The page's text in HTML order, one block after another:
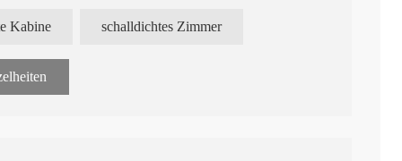
die Außenwand angewendet
Kabine schalldichtes Zimmer